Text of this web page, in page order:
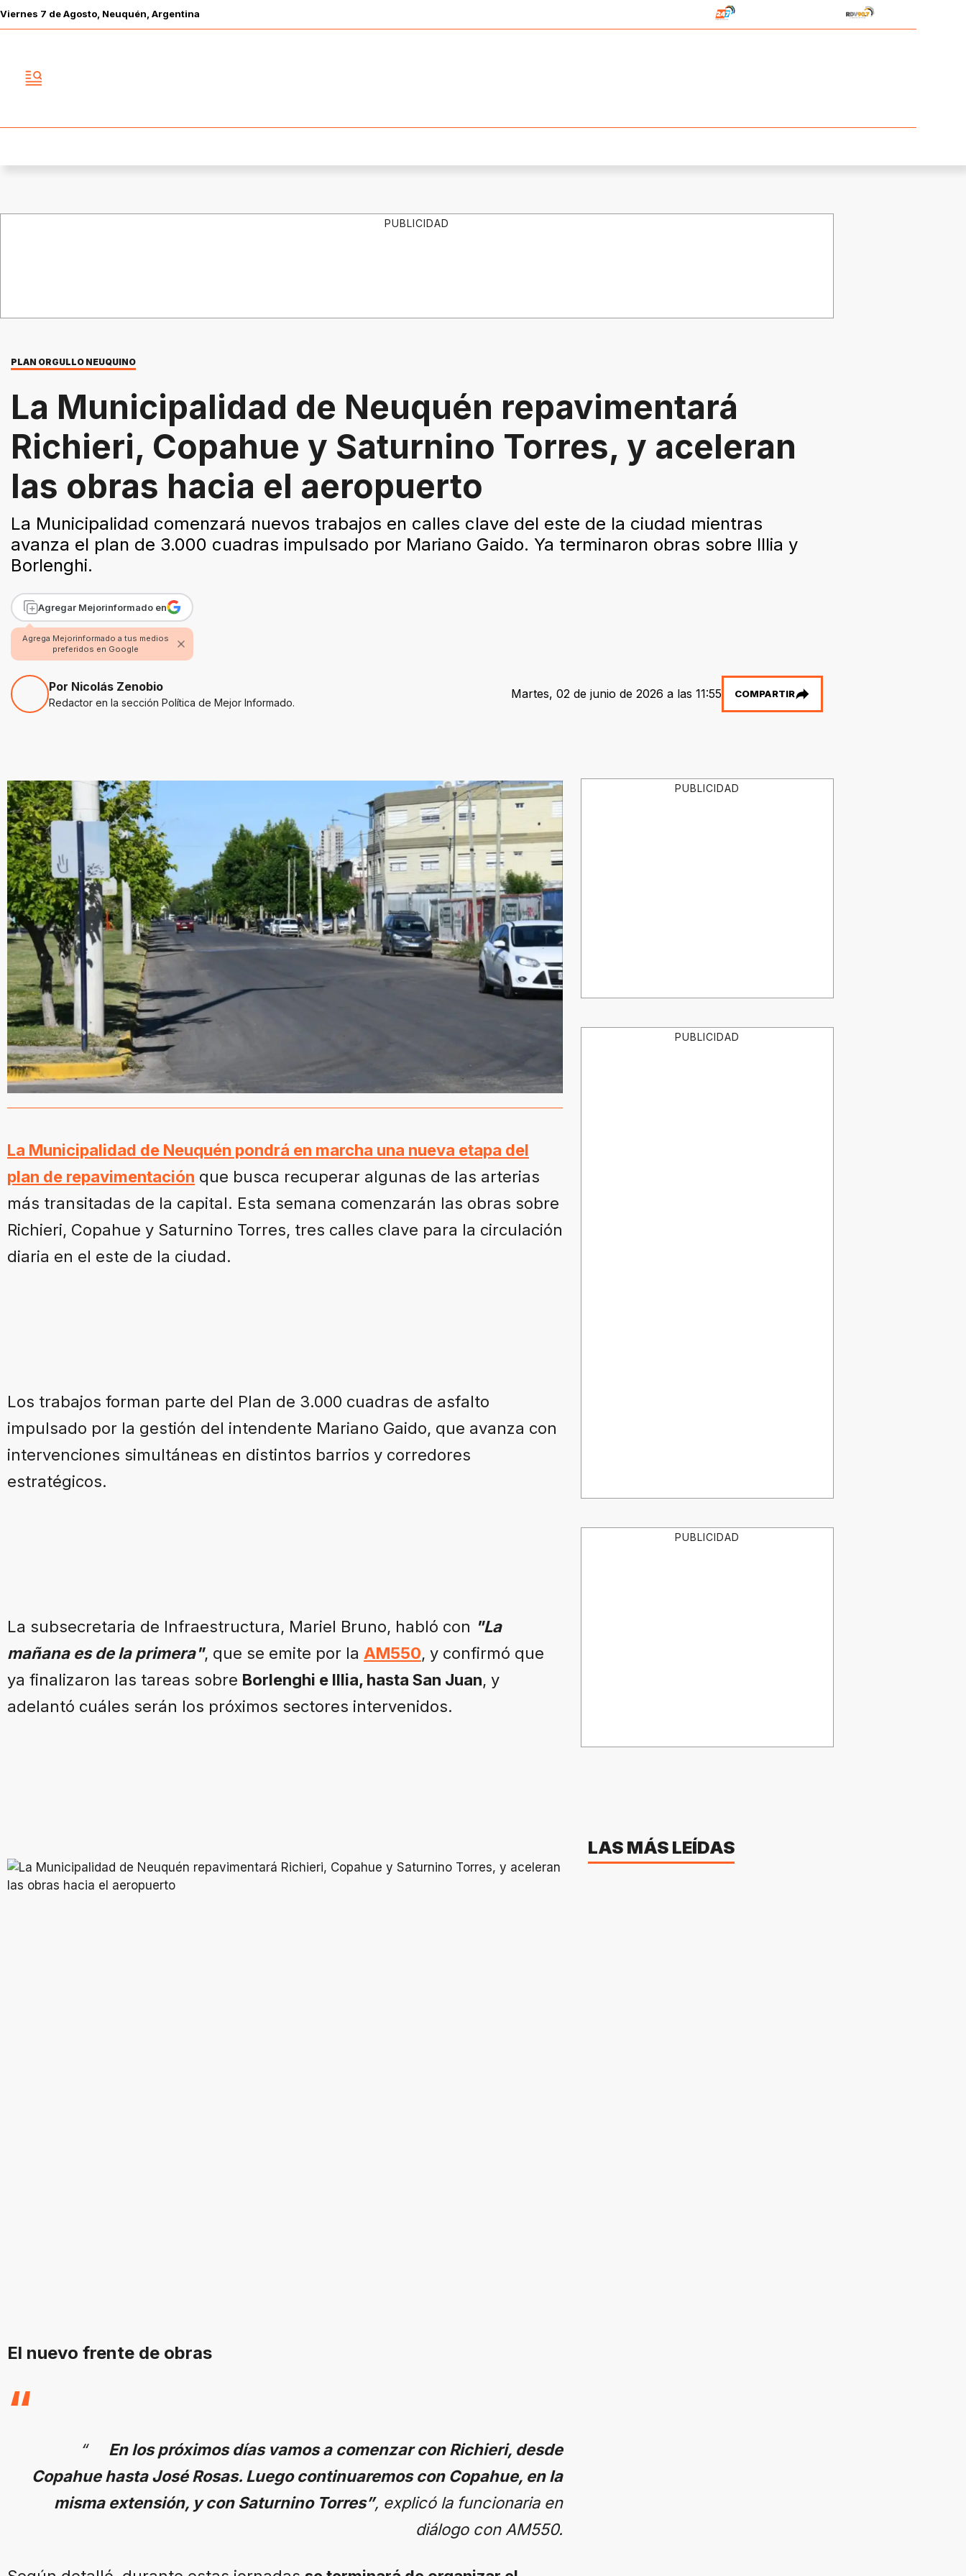
Viernes 7 deAgosto , Neuquén, Argentina
PUBLICIDAD
PLAN ORGULLO NEUQUINO
La Municipalidad de Neuquén repavimentará
Richieri, Copahue y Saturnino Torres, y aceleran
las obras hacia el aeropuerto
La Municipalidad comenzará nuevos trabajos en calles clave del este de la ciudad mientras
avanza el plan de 3.000 cuadras impulsado por Mariano Gaido. Ya terminaron obras sobre Illia y
Borlenghi.
Agregar Mejorinformado en
Agrega Mejorinformado a tus medios
preferidos en Google
Por Nicolás Zenobio
Redactor en la sección Política de Mejor Informado.
Martes, 02 de junio de 2026 a las 11:55 COMPARTIR
La Municipalidad de Neuquén pondrá en marcha una nueva etapa del
plan de repavimentación que busca recuperar algunas de las arterias
más transitadas de la capital. Esta semana comenzarán las obras sobre
Richieri, Copahue y Saturnino Torres, tres calles clave para la circulación
diaria en el este de la ciudad.
Los trabajos forman parte del Plan de 3.000 cuadras de asfalto
impulsado por la gestión del intendente Mariano Gaido, que avanza con
intervenciones simultáneas en distintos barrios y corredores
estratégicos.
La subsecretaria de Infraestructura, Mariel Bruno, habló con "La
mañana es de la primera", que se emite por la AM550, y confirmó que
ya finalizaron las tareas sobre Borlenghi e Illia, hasta San Juan, y
adelantó cuáles serán los próximos sectores intervenidos.
El nuevo frente de obras
“
En los próximos días vamos a comenzar con Richieri, desde
Copahue hasta José Rosas. Luego continuaremos con Copahue, en la
misma extensión, y con Saturnino Torres”, explicó la funcionaria en
diálogo con AM550.
PUBLICIDAD
PUBLICIDAD
PUBLICIDAD
LAS MÁS LEÍDAS